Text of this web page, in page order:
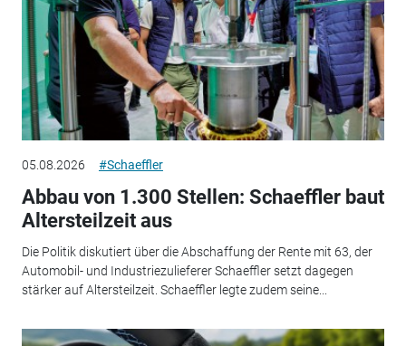
05.08.2026 #Schaeffler
Abbau von 1.300 Stellen: Schaeffler baut
Altersteilzeit aus
Die Politik diskutiert über die Abschaffung der Rente mit 63, der
Automobil- und Industriezulieferer Schaeffler setzt dagegen
stärker auf Altersteilzeit. Schaeffler legte zudem seine...